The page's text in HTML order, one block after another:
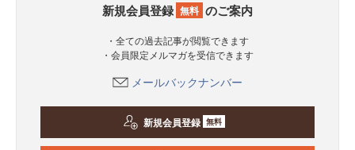
新規会員登録 無料 のご案内
・全ての過去記事が閲覧できます
・会員限定メルマガを受信できます
メールバックナンバー
新規会員登録 無料